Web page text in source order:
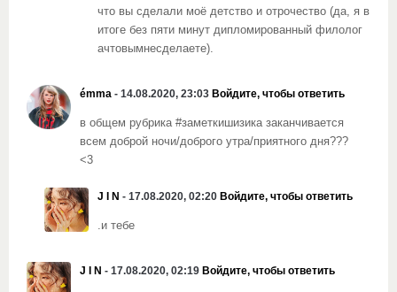
что вы сделали моё детство и отрочество (да, я в
итоге без пяти минут дипломированный филолог
ачтовымнесделаете).
émma - 14.08.2020, 23:03 Войдите, чтобы ответить
в общем рубрика #заметкишизика заканчивается
всем доброй ночи/доброго утра/приятного дня???
<3
J I N - 17.08.2020, 02:20 Войдите, чтобы ответить
.и тебе
J I N - 17.08.2020, 02:19 Войдите, чтобы ответить